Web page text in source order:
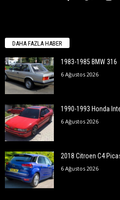
DAHA FAZLA HABER
1983-1985 BMW 316
6 Ağustos 2026
1990-1993 Honda
6 Ağustos 2026
2018 Citroen C4
6 Ağustos 2026